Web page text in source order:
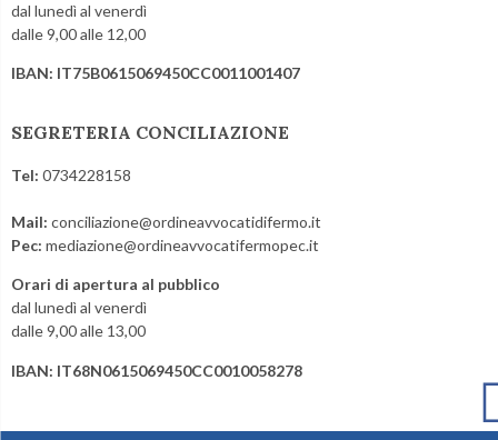
dal lunedì al venerdì
dalle 9,00 alle 12,00
IBAN: IT75B0615069450CC0011001407
SEGRETERIA CONCILIAZIONE
Tel: 0734228158
Mail: conciliazione@ordineavvocatidifermo.it
Pec: mediazione@ordineavvocatifermopec.it
Orari di apertura al pubblico
dal lunedì al venerdì
dalle 9,00 alle 13,00
IBAN: IT68N0615069450CC0010058278